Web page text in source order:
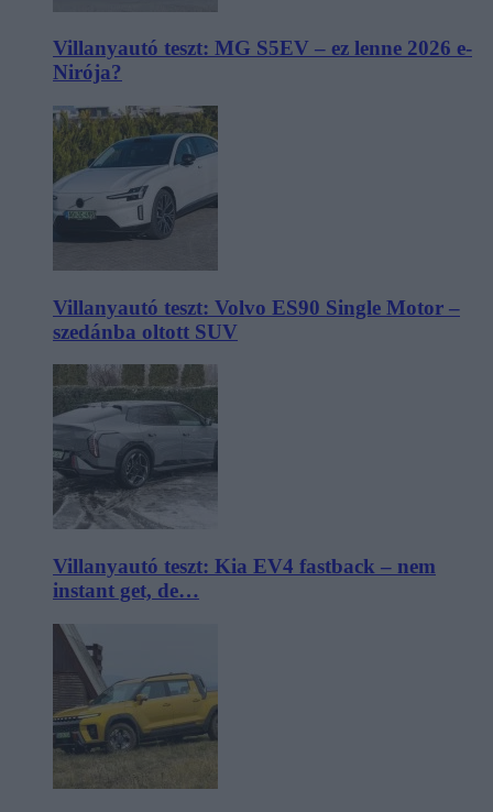
Villanyautó teszt: MG S5EV – ez lenne 2026 e-
Nirója?
Villanyautó teszt: Volvo ES90 Single Motor –
szedánba oltott SUV
Villanyautó teszt: Kia EV4 fastback – nem
instant get, de…